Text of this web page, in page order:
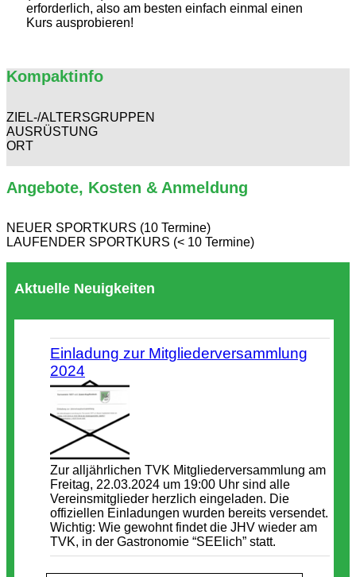
erforderlich, also am besten einfach einmal einen
Kurs ausprobieren!
Kompaktinfo
ZIEL-/ALTERSGRUPPEN
AUSRÜSTUNG
ORT
Angebote, Kosten & Anmeldung
NEUER SPORTKURS (10 Termine)
LAUFENDER SPORTKURS (< 10 Termine)
Aktuelle Neuigkeiten
Einladung zur Mitgliederversammlung
2024
Zur alljährlichen TVK Mitgliederversammlung am
Freitag, 22.03.2024 um 19:00 Uhr sind alle
Vereinsmitglieder herzlich eingeladen. Die
offiziellen Einladungen wurden bereits versendet.
Wichtig: Wie gewohnt findet die JHV wieder am
TVK, in der Gastronomie “SEElich” statt.